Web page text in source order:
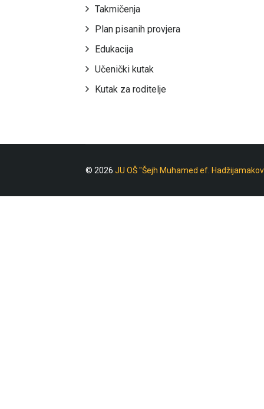
Takmičenja
Plan pisanih provjera
Edukacija
Učenički kutak
Kutak za roditelje
© 2026 JU OŠ "Šejh Muhamed ef.